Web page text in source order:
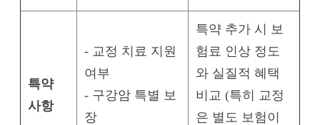
특약
사항
- 교정 치료 지원
여부
- 구강암 특별 보
장
특약 추가 시 보
험료 인상 정도
와 실질적 혜택
비교 (특히 교정
은 별도 보험이